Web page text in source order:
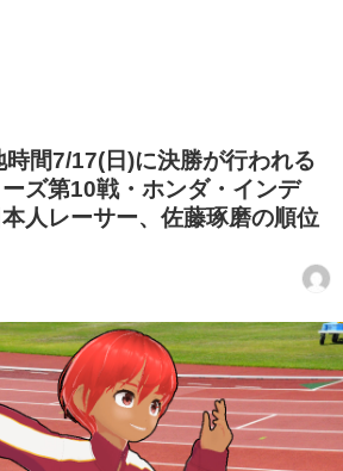
時間7/17(日)に決勝が行われる
ズ第10戦・ホンダ・インデ
人レーサー、佐藤琢磨の順位